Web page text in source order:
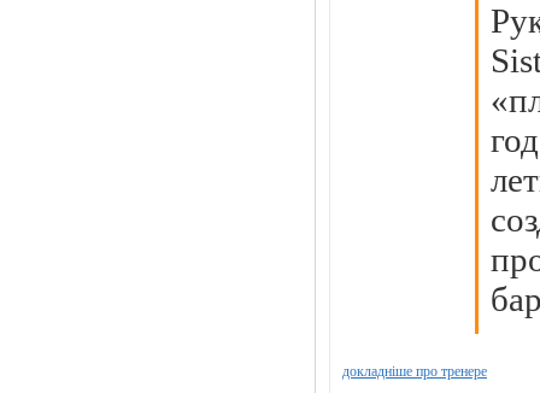
докладніше про тренере